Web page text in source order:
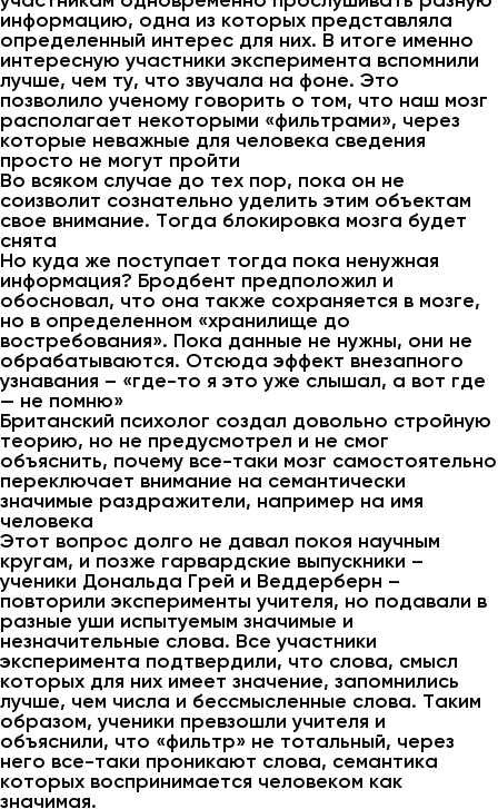
информацию, одна из которых представляла
определенный интерес для них. В итоге именно
интересную участники эксперимента вспомнили
лучше, чем ту, что звучала на фоне. Это
позволило ученому говорить о том, что наш мозг
располагает некоторыми «фильтрами», через
которые неважные для человека сведения
просто не могут пройти
Во всяком случае до тех пор, пока он не
соизволит сознательно уделить этим объектам
свое внимание. Тогда блокировка мозга будет
снята
Но куда же поступает тогда пока ненужная
информация? Бродбент предположил и
обосновал, что она также сохраняется в мозге,
но в определенном «хранилище до
востребования». Пока данные не нужны, они не
обрабатываются. Отсюда эффект внезапного
узнавания – «где-то я это уже слышал, а вот где
— не помню»
Британский психолог создал довольно стройную
теорию, но не предусмотрел и не смог
объяснить, почему все-таки мозг самостоятельно
переключает внимание на семантически
значимые раздражители, например на имя
человека
Этот вопрос долго не давал покоя научным
кругам, и позже гарвардские выпускники –
ученики Дональда Грей и Веддерберн –
повторили эксперименты учителя, но подавали в
разные уши испытуемым значимые и
незначительные слова. Все участники
эксперимента подтвердили, что слова, смысл
которых для них имеет значение, запомнились
лучше, чем числа и бессмысленные слова. Таким
образом, ученики превзошли учителя и
объяснили, что «фильтр» не тотальный, через
него все-таки проникают слова, семантика
которых воспринимается человеком как
значимая.